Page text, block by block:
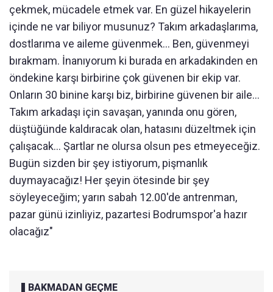
çekmek, mücadele etmek var. En güzel hikayelerin
içinde ne var biliyor musunuz? Takım arkadaşlarıma,
dostlarıma ve aileme güvenmek... Ben, güvenmeyi
bırakmam. İnanıyorum ki burada en arkadakinden en
öndekine karşı birbirine çok güvenen bir ekip var.
Onların 30 binine karşı biz, birbirine güvenen bir aile...
Takım arkadaşı için savaşan, yanında onu gören,
düştüğünde kaldıracak olan, hatasını düzeltmek için
çalışacak... Şartlar ne olursa olsun pes etmeyeceğiz.
Bugün sizden bir şey istiyorum, pişmanlık
duymayacağız! Her şeyin ötesinde bir şey
söyleyeceğim; yarın sabah 12.00'de antrenman,
pazar günü izinliyiz, pazartesi Bodrumspor'a hazır
olacağız"
BAKMADAN GEÇME